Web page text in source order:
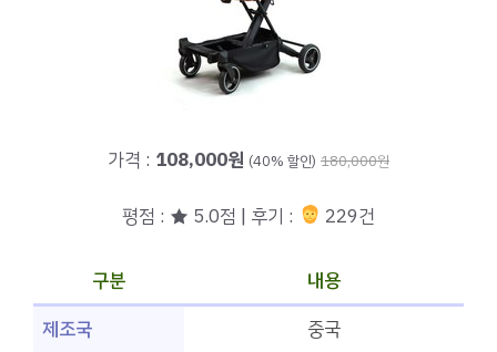
가격 : 108,000원 (40% 할인) 180,000원
평점 : ★ 5.0점 | 후기 : 229건
구분
내용
제조국
중국